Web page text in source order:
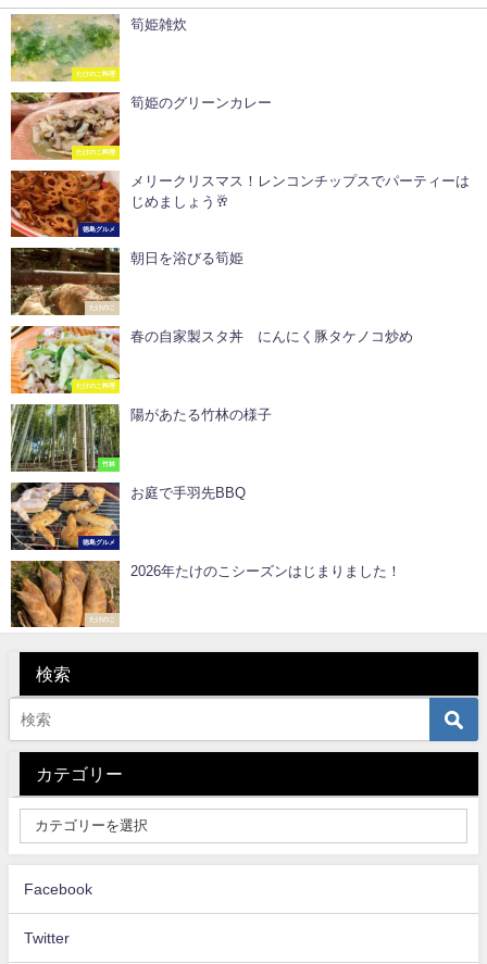
たけのこ料理
筍姫雑炊
たけのこ料理
筍姫のグリーンカレー
徳島グルメ
メリークリスマス！レンコンチップスでパーティーは
じめましょう🥂
たけのこ
朝日を浴びる筍姫
たけのこ料理
春の自家製スタ丼 にんにく豚タケノコ炒め
竹林
陽があたる竹林の様子
徳島グルメ
お庭で手羽先BBQ
たけのこ
2026年たけのこシーズンはじまりました！
検索
カテゴリー
Facebook
Twitter